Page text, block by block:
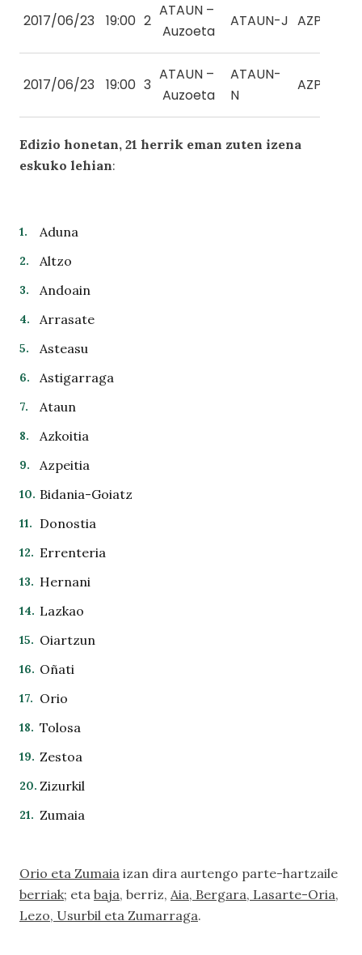
2017/06/23 19:00 2
ATAUN –
Auzoeta
ATAUN-J
2017/06/23 19:00 3
ATAUN –
Auzoeta
ATAUN-
N
Edizio honetan, 21 herrik eman zuten izena
eskuko lehian:
Aduna
Altzo
Andoain
Arrasate
Asteasu
Astigarraga
Ataun
Azkoitia
Azpeitia
Bidania-Goiatz
Donostia
Errenteria
Hernani
Lazkao
Oiartzun
Oñati
Orio
Tolosa
Zestoa
Zizurkil
Zumaia
Orio eta Zumaia izan dira aurtengo parte-hartzaile
berriak; eta baja, berriz, Aia, Bergara, Lasarte-Oria,
Lezo, Usurbil eta Zumarraga.